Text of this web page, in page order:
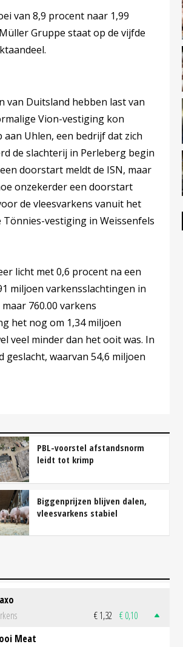
van 8,9 procent naar 1,99
Gruppe staat op de vijfde
van Duitsland hebben last van
Vion-vestiging kon
Uhlen, een bedrijf dat zich
de slachterij in Perleberg begin
doorstart meldt de ISN, maar
onzekerder een doorstart
de vleesvarkens vanuit het
vestiging in Weissenfels
licht met 0,6 procent na een
miljoen varkensslachtingen in
760.00 varkens
het nog om 1,34 miljoen
veel minder dan het ooit was. In
geslacht, waarvan 54,6 miljoen
PBL-voorstel afstandsnorm
leidt tot krimp
Biggenprijzen blijven dalen,
vleesvarkens stabiel
€ 1,32 € 0,10
Meat